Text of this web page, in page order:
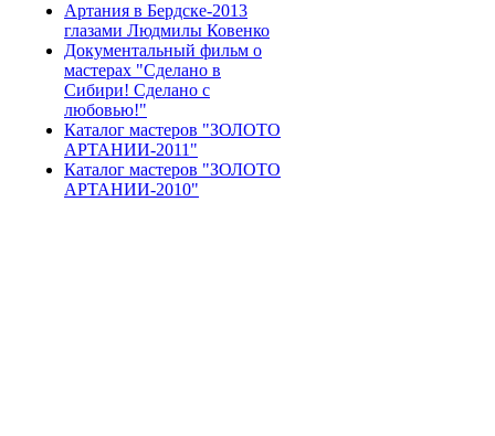
Артания в Бердске-2013
глазами Людмилы Ковенко
Документальный фильм о
мастерах "Сделано в
Сибири! Сделано с
любовью!"
Каталог мастеров "ЗОЛОТО
АРТАНИИ-2011"
Каталог мастеров "ЗОЛОТО
АРТАНИИ-2010"